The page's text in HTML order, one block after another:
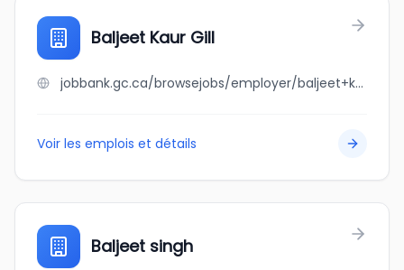
Baljeet Kaur Gill
jobbank.gc.ca/browsejobs/employer/baljeet+kaur+gill/ca
Voir les emplois et détails
Baljeet singh